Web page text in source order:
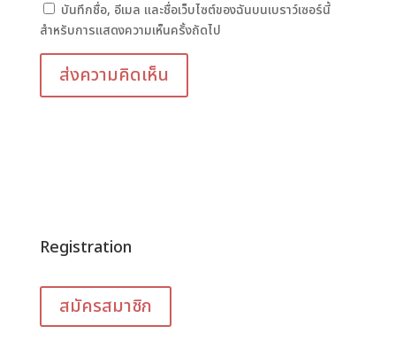
บันทึกชื่อ, อีเมล และชื่อเว็บไซต์ของฉันบนเบราว์เซอร์นี้
สำหรับการแสดงความเห็นครั้งถัดไป
Registration
สมัครสมาชิก